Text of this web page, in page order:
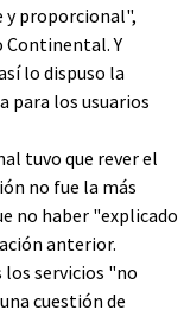
y proporcional",
Continental. Y
lo dispuso la
para los usuarios
tuvo que rever el
no fue la más
no haber "explicado
anterior.
servicios "no
cuestión de